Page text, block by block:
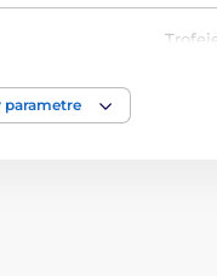
parametre